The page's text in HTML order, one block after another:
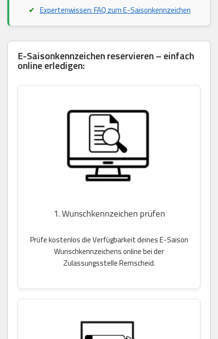
Expertenwissen: FAQ zum E-Saisonkennzeichen
E-Saisonkennzeichen reservieren – einfach
online erledigen:
1. Wunschkennzeichen prüfen
Prüfe kostenlos die Verfügbarkeit deines E-Saison
Wunschkennzeichens online bei der
Zulassungsstelle Remscheid.